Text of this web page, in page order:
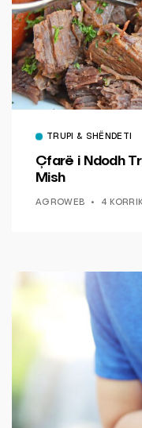
TRUPI & SHËNDETI
Çfarë i Ndodh
Mish
AGROWEB 4